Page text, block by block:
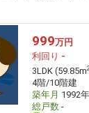
999万円
利回り -
3LDK (59.85m2
4階/10階建
築年月 1992
総戸数-